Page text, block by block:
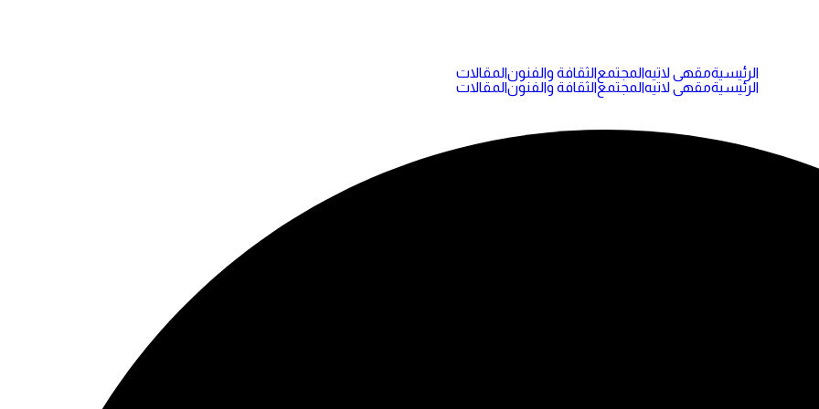
الرئيسيةمقهى لاتيهالمجتمعالثقافة والفنونالمقالات
الرئيسيةمقهى لاتيهالمجتمعالثقافة والفنونالمقالات